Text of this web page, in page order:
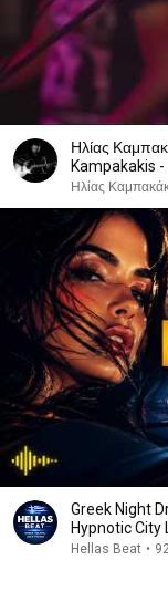
Ηλίας
Kampakakis
Ηλίας
Greek Night
Hypnotic City
Hellas Beat •